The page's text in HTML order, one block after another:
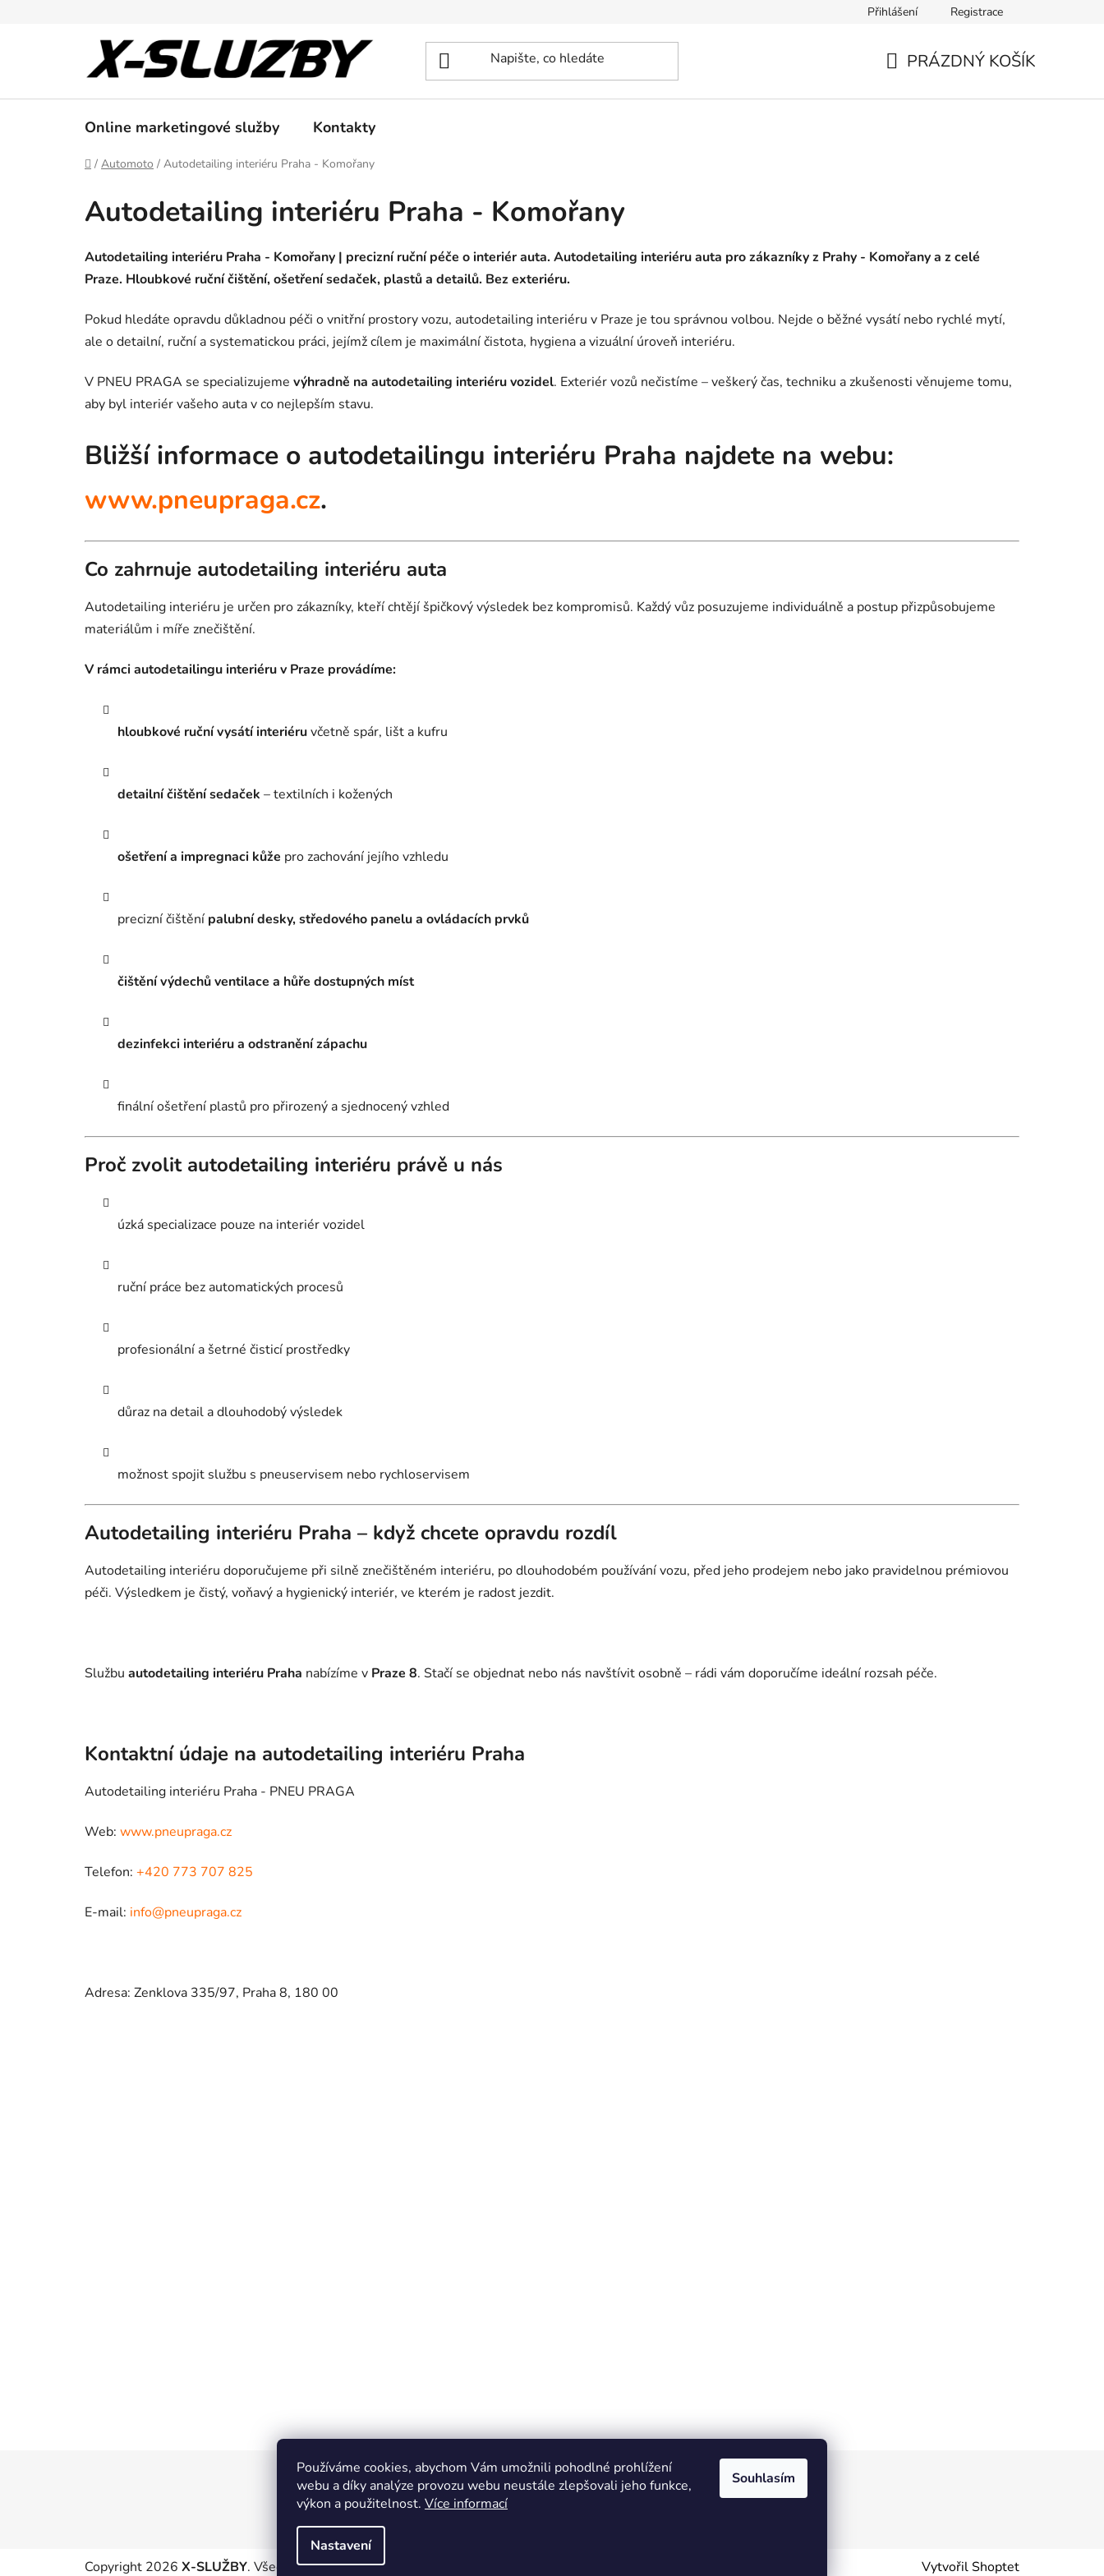
Používáme cookies, abychom Vám umožnili pohodlné prohlížení
webu a díky analýze provozu webu neustále zlepšovali jeho funkce,
výkon a použitelnost. Více informací
Nastavení
Souhlasím
Přihlášení Registrace
PRÁZDNÝ KOŠÍK
Online marketingové služby Kontakty
Domů
/ Automoto / Autodetailing interiéru Praha - Komořany
Autodetailing interiéru Praha - Komořany
Autodetailing interiéru Praha - Komořany | precizní ruční péče o interiér auta. Autodetailing interiéru auta pro zákazníky z Prahy - Komořany a z celé
Praze. Hloubkové ruční čištění, ošetření sedaček, plastů a detailů. Bez exteriéru.
Pokud hledáte opravdu důkladnou péči o vnitřní prostory vozu, autodetailing interiéru v Praze je tou správnou volbou. Nejde o běžné vysátí nebo rychlé mytí,
ale o detailní, ruční a systematickou práci, jejímž cílem je maximální čistota, hygiena a vizuální úroveň interiéru.
V PNEU PRAGA se specializujeme výhradně na autodetailing interiéru vozidel. Exteriér vozů nečistíme – veškerý čas, techniku a zkušenosti věnujeme tomu,
aby byl interiér vašeho auta v co nejlepším stavu.
Bližší informace o autodetailingu interiéru Praha najdete na webu:
www.pneupraga.cz.
Co zahrnuje autodetailing interiéru auta
Autodetailing interiéru je určen pro zákazníky, kteří chtějí špičkový výsledek bez kompromisů. Každý vůz posuzujeme individuálně a postup přizpůsobujeme
materiálům i míře znečištění.
V rámci autodetailingu interiéru v Praze provádíme:
hloubkové ruční vysátí interiéruvčetně spár, lišt a kufru
detailní čištění sedaček – textilních i kožených
ošetření a impregnaci kůže pro zachování jejího vzhledu
precizní čištění palubní desky, středového panelu a ovládacích prvků
čištění výdechů ventilace a hůře dostupných míst
dezinfekci interiéru a odstranění zápachu
finální ošetření plastů pro přirozený a sjednocený vzhled
Proč zvolit autodetailing interiéru právě u nás
úzká specializace pouze na interiér vozidel
ruční práce bez automatických procesů
profesionální a šetrné čisticí prostředky
důraz na detail a dlouhodobý výsledek
možnost spojit službu s pneuservisem nebo rychloservisem
Autodetailing interiéru Praha – když chcete opravdu rozdíl
Autodetailing interiéru doporučujeme při silně znečištěném interiéru, po dlouhodobém používání vozu, před jeho prodejem nebo jako pravidelnou prémiovou
péči. Výsledkem je čistý, voňavý a hygienický interiér, ve kterém je radost jezdit.
Službu autodetailing interiéru Praha nabízíme v Praze 8. Stačí se objednat nebo nás navštívit osobně – rádi vám doporučíme ideální rozsah péče.
Kontaktní údaje na autodetailing interiéru Praha
Autodetailing interiéru Praha - PNEU PRAGA
Web: www.pneupraga.cz
Telefon: +420 773 707 825
E-mail: info@pneupraga.cz
Adresa: Zenklova 335/97, Praha 8, 180 00
Online marketing zajišťuje společnost X-VISION Sitemap
Vytvořil Shoptet
Copyright 2026 X-SLUŽBY. Všechna práva vyhrazena.